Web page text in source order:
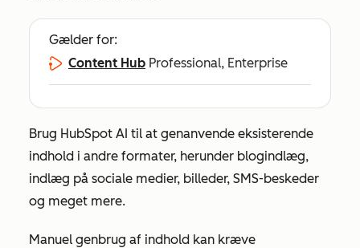
Gælder for:
Content Hub Professional, Enterprise
Brug HubSpot AI til at genanvende eksisterende
indhold i andre formater, herunder blogindlæg,
indlæg på sociale medier, billeder, SMS-beskeder
og meget mere.
Manuel genbrug af indhold kan kræve